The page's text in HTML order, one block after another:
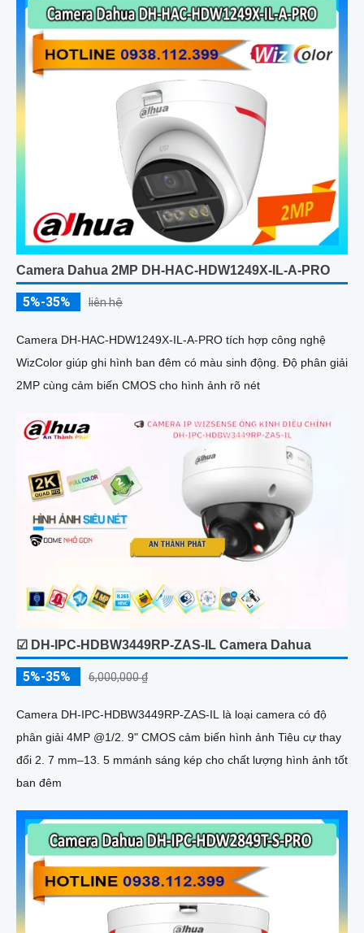
Camera Dahua 2MP DH-HAC-HDW1249X-IL-A-PRO
5%-35% liên hệ
Camera DH-HAC-HDW1249X-IL-A-PRO tích hợp công nghệ
WizColor giúp ghi hình ban đêm có màu sinh động. Độ phân giải
2MP cùng cảm biến CMOS cho hình ảnh rõ nét
☑ DH-IPC-HDBW3449RP-ZAS-IL Camera Dahua
5%-35% 6,000,000 ₫
Camera DH-IPC-HDBW3449RP-ZAS-IL là loại camera có độ
phân giải 4MP @1/2. 9" CMOS cảm biến hình ảnh Tiêu cự thay
đổi 2. 7 mm–13. 5 mmánh sáng kép cho chất lượng hình ảnh tốt
ban đêm